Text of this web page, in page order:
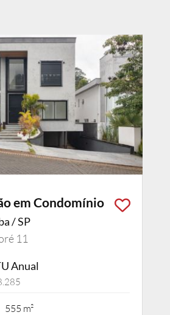
em Condomínio
/ SP
11
Anual
m²